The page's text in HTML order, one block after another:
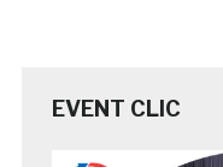
EVENT CLIC